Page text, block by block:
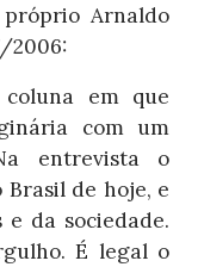
Arnaldo
2006:
em que
com um
entrevista o
de hoje, e
da sociedade.
É legal o